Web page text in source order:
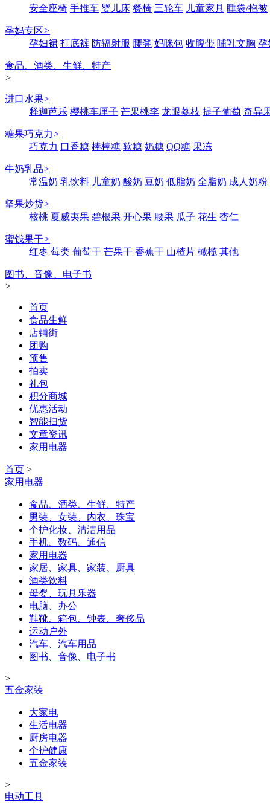
安全座椅 手推车 婴儿床 餐椅 三轮车 儿童家具 睡袋/抱被
孕妈专区>
孕妇裙 打底裤 防辐射服 腰凳 妈咪包 收腹带 哺乳文胸 孕
食品、酒类、生鲜、特产
>
进口水果>
释迦芭乐 樱桃车厘子 芒果桃李 龙眼荔枝 提子葡萄 奇异
糖果巧克力>
巧克力 口香糖 棒棒糖 软糖 奶糖 QQ糖 果冻
牛奶乳品>
常温奶 乳饮料 儿童奶 酸奶 豆奶 低脂奶 全脂奶 成人奶粉
坚果炒货>
核桃 夏威夷果 碧根果 开心果 腰果 瓜子 花生 杏仁
蜜饯果干>
红枣 莓类 葡萄干 芒果干 香蕉干 山楂片 橄榄 其他
图书、音像、电子书
>
首页
食品生鲜
店铺街
团购
预售
拍卖
礼包
积分商城
优惠活动
智能扫货
文章资讯
家用电器
首页 >
家用电器
食品、酒类、生鲜、特产
男装、女装、内衣、珠宝
个护化妆、清洁用品
手机、数码、通信
家用电器
家居、家具、家装、厨具
酒类饮料
母婴、玩具乐器
电脑、办公
鞋靴、箱包、钟表、奢侈品
运动户外
汽车、汽车用品
图书、音像、电子书
>
五金家装
大家电
生活电器
厨房电器
个护健康
五金家装
>
电动工具